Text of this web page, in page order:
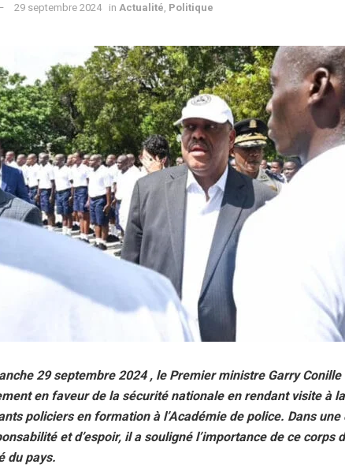
29 septembre 2024 in Actualité Politique
29 septembre 2024 , le Premier ministre Garry
en faveur de la sécurité nationale en rendant visite à
policiers en formation à l’Académie de police. Dans
et d’espoir, il a souligné l’importance de ce corps
du pays.